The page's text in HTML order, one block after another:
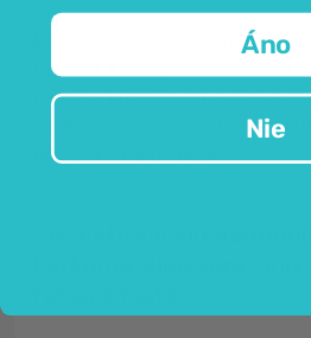
Coriandrum sativum)
rastlina, ktorá je známa už od
najmä v juhozápadnej Ázii a
sa do čajových zmesí, ako
pridáva sa aj do pečiva.
Áno
Nie